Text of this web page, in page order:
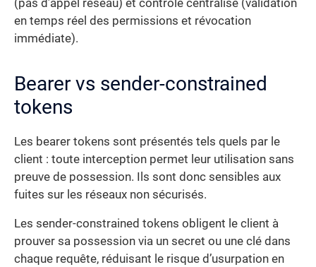
(pas d’appel réseau) et contrôle centralisé (validation
en temps réel des permissions et révocation
immédiate).
Bearer vs sender-constrained
tokens
Les bearer tokens sont présentés tels quels par le
client : toute interception permet leur utilisation sans
preuve de possession. Ils sont donc sensibles aux
fuites sur les réseaux non sécurisés.
Les sender-constrained tokens obligent le client à
prouver sa possession via un secret ou une clé dans
chaque requête, réduisant le risque d’usurpation en